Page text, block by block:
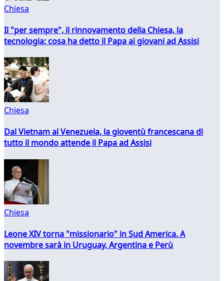
Chiesa
Il "per sempre", il rinnovamento della Chiesa, la
tecnologia: cosa ha detto il Papa ai giovani ad Assisi
Chiesa
Dal Vietnam al Venezuela, la gioventù francescana di
tutto il mondo attende il Papa ad Assisi
Chiesa
Leone XIV torna "missionario" in Sud America. A
novembre sarà in Uruguay, Argentina e Perù